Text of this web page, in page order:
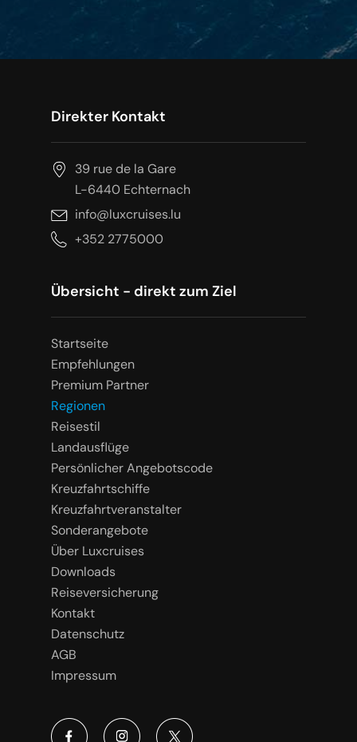
Direkter Kontakt
39 rue de la Gare
L-6440 Echternach
info@luxcruises.lu
+352 2775000
Übersicht - direkt zum Ziel
Startseite
Empfehlungen
Premium Partner
Regionen
Reisestil
Landausflüge
Persönlicher Angebotscode
Kreuzfahrtschiffe
Kreuzfahrtveranstalter
Sonderangebote
Über Luxcruises
Downloads
Reiseversicherung
Kontakt
Datenschutz
AGB
Impressum